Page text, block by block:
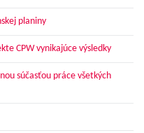
planiny
CPW vynikajúce výsledky
súčasťou práce všetkých